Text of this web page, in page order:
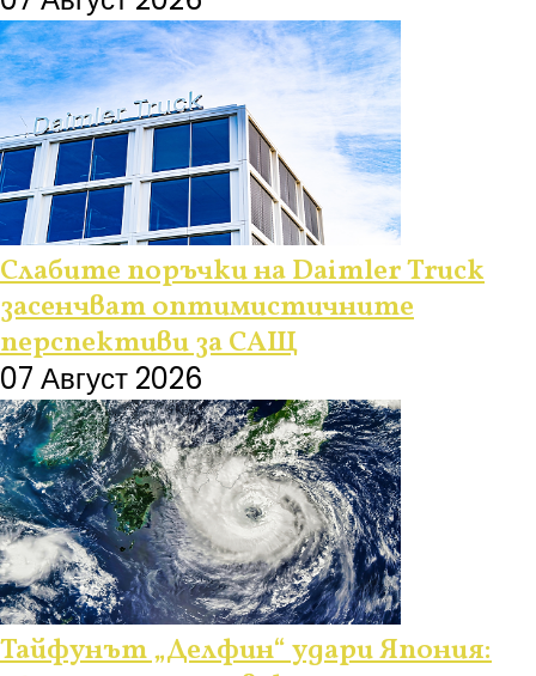
Слабите поръчки на Daimler Truck
засенчват оптимистичните
перспективи за САЩ
07 Август 2026
Тайфунът „Делфин“ удари Япония: